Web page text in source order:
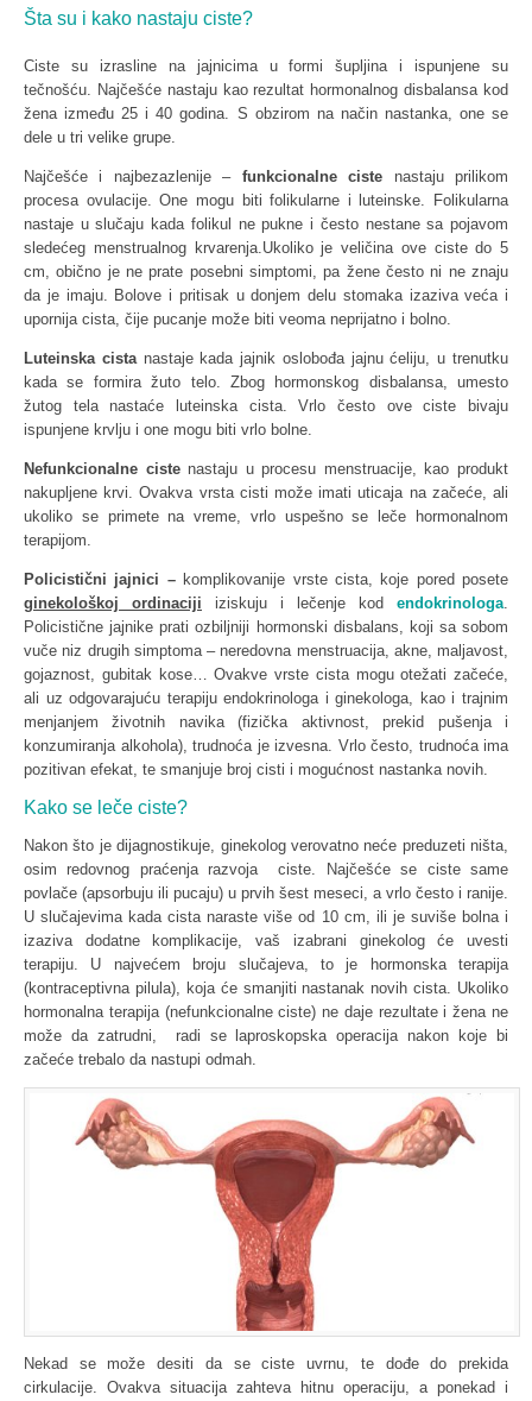
Šta su i kako nastaju ciste?
Ciste su izrasline na jajnicima u formi šupljina i ispunjene su
tečnošću. Najčešće nastaju kao rezultat hormonalnog disbalansa kod
žena između 25 i 40 godina. S obzirom na način nastanka, one se
dele u tri velike grupe.
Najčešće i najbezazlenije – funkcionalne ciste nastaju prilikom
procesa ovulacije. One mogu biti folikularne i luteinske. Folikularna
nastaje u slučaju kada folikul ne pukne i često nestane sa pojavom
sledećeg menstrualnog krvarenja.Ukoliko je veličina ove ciste do 5
cm, obično je ne prate posebni simptomi, pa žene često ni ne znaju
da je imaju. Bolove i pritisak u donjem delu stomaka izaziva veća i
upornija cista, čije pucanje može biti veoma neprijatno i bolno.
Luteinska cistanastaje kada jajnik oslobođa jajnu ćeliju, u trenutku
kada se formira žuto telo. Zbog hormonskog disbalansa, umesto
žutog tela nastaće luteinska cista. Vrlo često ove ciste bivaju
ispunjene krvlju i one mogu biti vrlo bolne.
Nefunkcionalne cistenastaju u procesu menstruacije, kao produkt
nakupljene krvi. Ovakva vrsta cisti može imati uticaja na začeće, ali
ukoliko se primete na vreme, vrlo uspešno se leče hormonalnom
terapijom.
Policistični jajnici – komplikovanije vrste cista, koje pored posete
ginekološkoj ordinaciji iziskuju i lečenje kod endokrinologa.
Policistične jajnike prati ozbiljniji hormonski disbalans, koji sa sobom
vuče niz drugih simptoma – neredovna menstruacija, akne, maljavost,
gojaznost, gubitak kose… Ovakve vrste cista mogu otežati začeće,
ali uz odgovarajuću terapiju endokrinologa i ginekologa, kao i trajnim
menjanjem životnih navika (fizička aktivnost, prekid pušenja i
konzumiranja alkohola), trudnoća je izvesna. Vrlo često, trudnoća ima
pozitivan efekat, te smanjuje broj cisti i mogućnost nastanka novih.
Kako se leče ciste?
Nakon što je dijagnostikuje, ginekolog verovatno neće preduzeti ništa,
osim redovnog praćenja razvoja ciste. Najčešće se ciste same
povlače (apsorbuju ili pucaju) u prvih šest meseci, a vrlo često i ranije.
U slučajevima kada cista naraste više od 10 cm, ili je suviše bolna i
izaziva dodatne komplikacije, vaš izabrani ginekolog će uvesti
terapiju. U najvećem broju slučajeva, to je hormonska terapija
(kontraceptivna pilula), koja će smanjiti nastanak novih cista. Ukoliko
hormonalna terapija (nefunkcionalne ciste) ne daje rezultate i žena ne
može da zatrudni, radi se laproskopska operacija nakon koje bi
začeće trebalo da nastupi odmah.
Nekad se može desiti da se ciste uvrnu, te dođe do prekida
cirkulacije. Ovakva situacija zahteva hitnu operaciju, a ponekad i